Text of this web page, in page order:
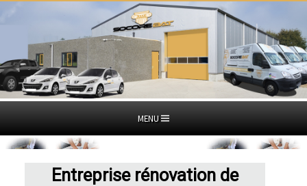
MENU
Entreprise rénovation de